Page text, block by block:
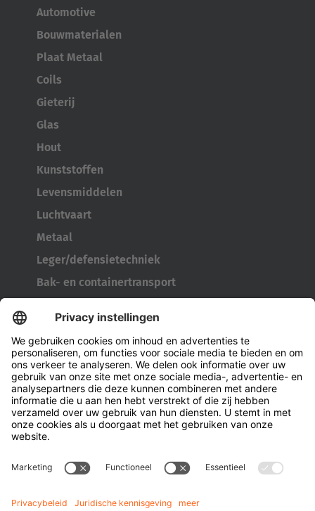
Automotive
Bouwmaterialen
Plaat Metaal
Coils
Gieterij
Glas
Hout
Kunststoffen
Levensmiddelen
Luchtvaart
Metaal
Leger/defensietechniek
Bak- en containertransport
Kabelhaspeltransporter
Deuren en ramen
Bedrijf
Over Hubtex
Duurzaamheid
Contactpersonen